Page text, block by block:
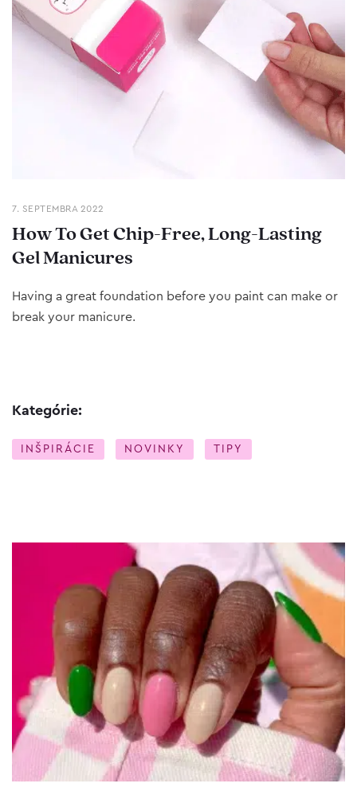
7. SEPTEMBRA 2022
How To Get Chip-Free, Long-Lasting
Gel Manicures
Having a great foundation before you paint can make or
break your manicure.
Kategórie:
INŠPIRÁCIE NOVINKY TIPY